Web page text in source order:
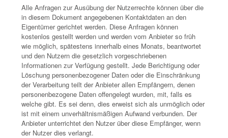
Alle Anfragen zur Ausübung der Nutzerrechte können über die
in diesem Dokument angegebenen Kontaktdaten an den
Eigentümer gerichtet werden. Diese Anfragen können
kostenlos gestellt werden und werden vom Anbieter so früh
wie möglich, spätestens innerhalb eines Monats, beantwortet
und den Nutzern die gesetzlich vorgeschriebenen
Informationen zur Verfügung gestellt. Jede Berichtigung oder
Löschung personenbezogener Daten oder die Einschränkung
der Verarbeitung teilt der Anbieter allen Empfängern, denen
personenbezogene Daten offengelegt wurden, mit, falls es
welche gibt. Es sei denn, dies erweist sich als unmöglich oder
ist mit einem unverhältnismäßigen Aufwand verbunden. Der
Anbieter unterrichtet den Nutzer über diese Empfänger, wenn
der Nutzer dies verlangt.